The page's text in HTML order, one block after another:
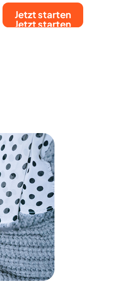
Jetzt starten
Jetzt starten